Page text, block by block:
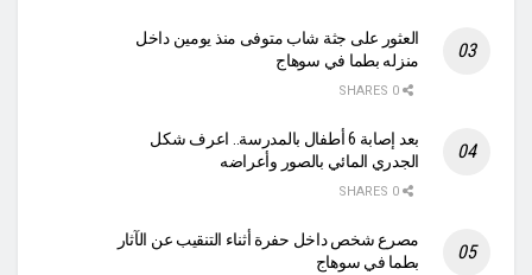
العثور على جثة شاب متوفى منذ يومين داخل
منزله بطما في سوهاج
بعد إصابة 6 أطفال بالمدرسة.. اعرف شكل
الجدري المائي بالصور وأعراضه
مصرع شخص داخل حفرة أثناء التنقيب عن الآثار
بطما في سوهاج